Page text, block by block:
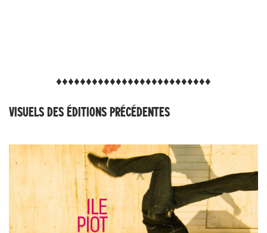
♦︎♦︎♦︎♦︎♦︎♦︎♦︎♦︎♦︎♦︎♦︎♦︎♦︎♦︎♦︎♦︎♦︎♦︎♦︎♦︎♦︎♦︎♦︎♦︎♦︎♦︎
VISUELS DES ÉDITIONS PRÉCÉDENTES